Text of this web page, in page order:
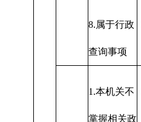
8.属于行政
查询事项
1.本机关不
掌握相关政